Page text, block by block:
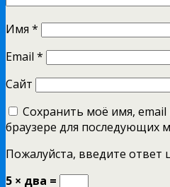
Имя *
Email *
Сайт
Сохранить моё имя, email
браузере для последующих
Пожалуйста, введите ответ
5 × два =